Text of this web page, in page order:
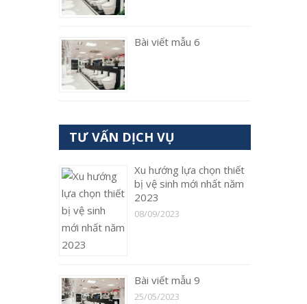
Bài viết mẫu 6
TƯ VẤN DỊCH VỤ
Xu hướng lựa chọn thiết
bị vệ sinh mới nhất năm
2023
08/09/2023
Bài viết mẫu 9
25/05/2023